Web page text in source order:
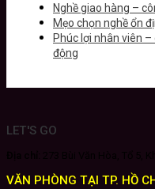
Nghề giao hàng –
Mẹo chọn nghề ổn
Phúc lợi nhân viên
động
LET'S GO
VĂN PHÒNG TẠI TP. HỒ